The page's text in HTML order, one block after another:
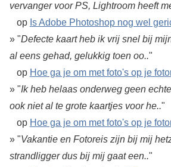
vervanger voor PS, Lightroom heeft
op Is Adobe Photoshop nog wel
» "Defecte kaart heb ik vrij snel bij
al eens gehad, gelukkig toen oo.."
op Hoe ga je om met foto's op je
» "Ik heb helaas onderweg geen
ook niet al te grote kaartjes voor he.."
op Hoe ga je om met foto's op je
» "Vakantie en Fotoreis zijn bij mij
strandligger dus bij mij gaat een.."